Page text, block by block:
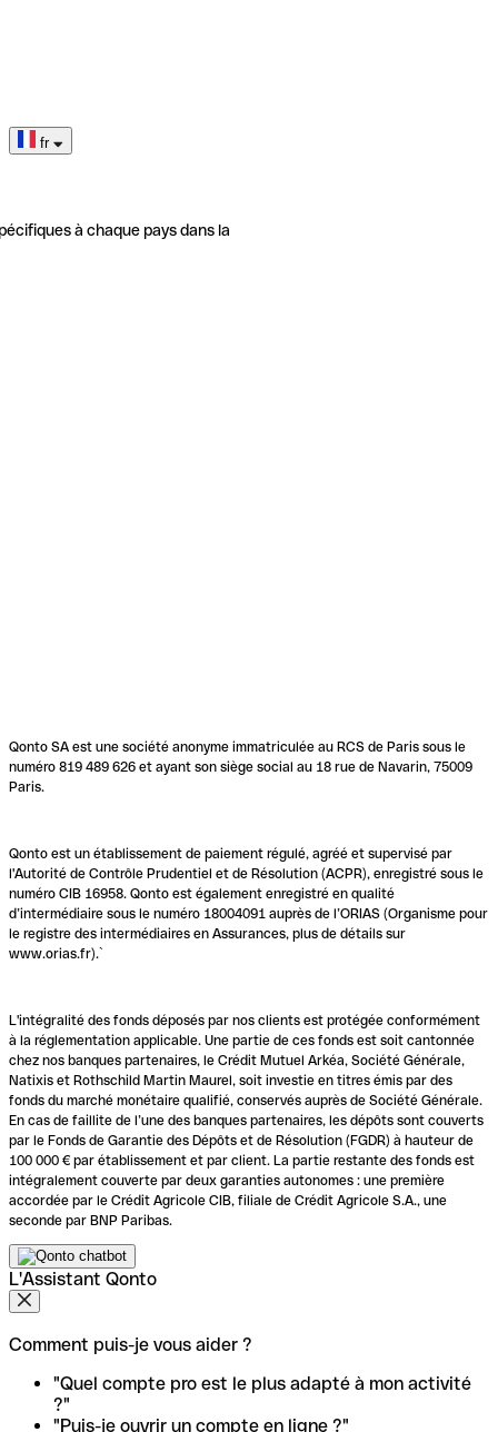
fr
à chaque pays dans la
Qonto SA est une société anonyme immatriculée au RCS de Paris sous le
numéro 819 489 626 et ayant son siège social au 18 rue de Navarin, 75009
Paris.
Qonto est un établissement de paiement régulé, agréé et supervisé par
l'Autorité de Contrôle Prudentiel et de Résolution (ACPR), enregistré sous le
numéro CIB 16958. Qonto est également enregistré en qualité
d’intermédiaire sous le numéro 18004091 auprès de l’ORIAS (Organisme pour
le registre des intermédiaires en Assurances, plus de détails sur
www.orias.fr).`
L'intégralité des fonds déposés par nos clients est protégée conformément
à la réglementation applicable. Une partie de ces fonds est soit cantonnée
chez nos banques partenaires, le Crédit Mutuel Arkéa, Société Générale,
Natixis et Rothschild Martin Maurel, soit investie en titres émis par des
fonds du marché monétaire qualifié, conservés auprès de Société Générale.
En cas de faillite de l’une des banques partenaires, les dépôts sont couverts
par le Fonds de Garantie des Dépôts et de Résolution (FGDR) à hauteur de
100 000 € par établissement et par client. La partie restante des fonds est
intégralement couverte par deux garanties autonomes : une première
accordée par le Crédit Agricole CIB, filiale de Crédit Agricole S.A., une
seconde par BNP Paribas.
L'Assistant Qonto
Comment puis-je vous aider ?
"Quel compte pro est le plus adapté à mon activité
?"
"Puis-je ouvrir un compte en ligne ?"